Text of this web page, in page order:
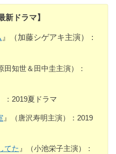
新ドラマ】
』（加藤シゲアキ主演）：
田知世＆田中圭主演）：
：2019夏ドラマ
』（唐沢寿明主演）：2019
てた 』（小池栄子主演）：